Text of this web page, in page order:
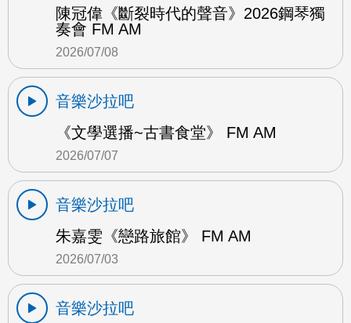
陳冠偉《斷裂時代的聲音》2026鋼琴獨
奏會 FM AM
2026/07/08
音樂沙拉吧
《文學選播~古書食堂》 FM AM
2026/07/07
音樂沙拉吧
朱嘉雯《戀路旅館》 FM AM
2026/07/03
音樂沙拉吧